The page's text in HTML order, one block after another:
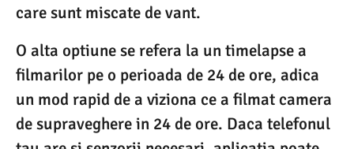
care sunt miscate de vant.
O alta optiune se refera la un timelapse a
filmarilor pe o perioada de 24 de ore, adica
un mod rapid de a viziona ce a filmat camera
de supraveghere in 24 de ore. Daca telefonul